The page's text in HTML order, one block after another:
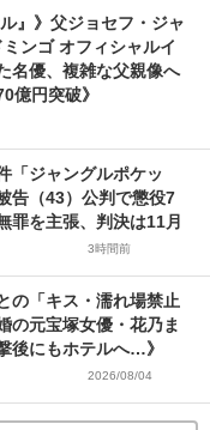
』》父ジョセフ・ジャ
ンゴ オフィシャルイ
名優、複雑な父親像へ
億円突破》
「ジャングルポケッ
告（43）公判で懲役7
を主張、判決は11月
3時間前
の「キス・濡れ場禁止
の元宝塚女優・花乃ま
後にもホテルへ…》
2026/08/04